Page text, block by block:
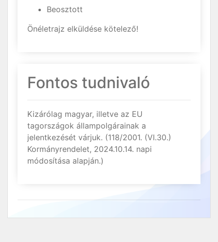
Beosztott
Önéletrajz elküldése kötelező!
Fontos tudnivaló
Kizárólag magyar, illetve az EU
tagországok állampolgárainak a
jelentkezését várjuk. (118/2001. (VI.30.)
Kormányrendelet, 2024.10.14. napi
módosítása alapján.)